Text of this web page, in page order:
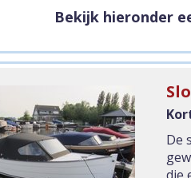
Bekijk hieronder
De
die